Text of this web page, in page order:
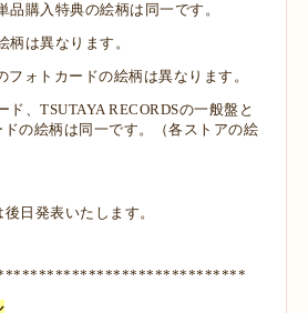
購入特典の絵柄は同一です。
は異なります。
ォトカードの絵柄は異なります。
、TSUTAYA RECORDSの一般盤と
の絵柄は同一です。（各ストアの絵
日発表いたします。